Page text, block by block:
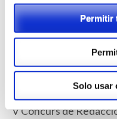
Permitir
Solo usar
‘V Concurs de